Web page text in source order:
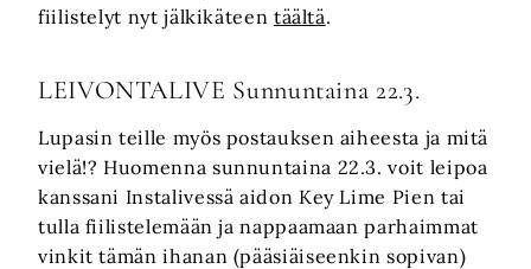
fiilistelyt nyt jälkikäteen täältä.
LEIVONTALIVE Sunnuntaina 22.3.
Lupasin teille myös postauksen aiheesta ja mitä
vielä!? Huomenna sunnuntaina 22.3. voit leipoa
kanssani Instalivessä aidon Key Lime Pien tai
tulla fiilistelemään ja nappaamaan parhaimmat
vinkit tämän ihanan (pääsiäiseenkin sopivan)